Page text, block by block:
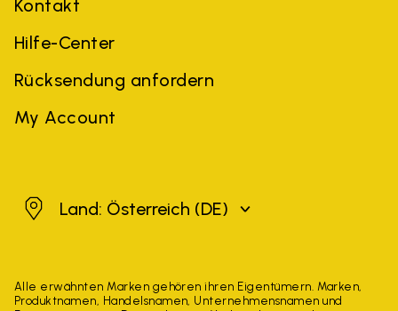
Kontakt
Hilfe-Center
Rücksendung anfordern
My Account
Österreich
Land: Österreich (DE)
Alle erwähnten Marken gehören ihren Eigentümern. Marken,
Produktnamen, Handelsnamen, Unternehmensnamen und